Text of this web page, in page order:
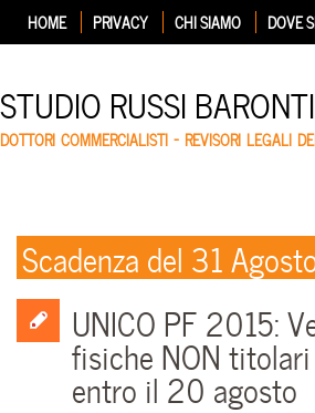
HOME PRIVACY CHI SIAMO DOVE
STUDIO RUSSI
DOTTORI COMMERCIALISTI – REVISORI LEGALI
Scadenza del 31
UNICO PF 2015:
fisiche NON
entro il 20 agosto